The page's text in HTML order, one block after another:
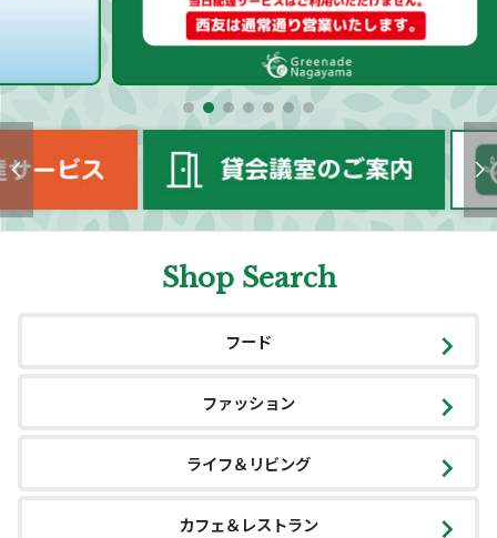
Shop Search
フード
ファッション
ライフ＆リビング
カフェ＆レストラン